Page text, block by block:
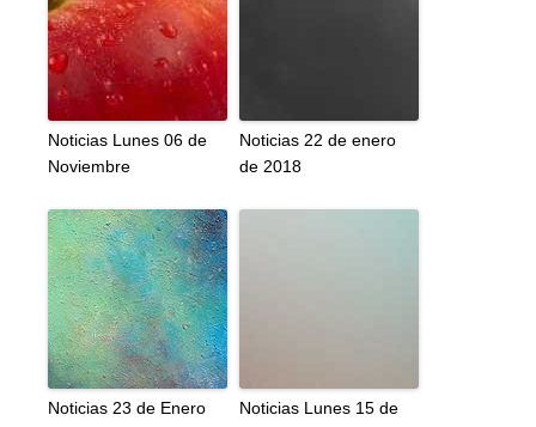
Noticias Lunes 06 de
Noviembre
Noticias 22 de enero
de 2018
Noticias 23 de Enero
Noticias Lunes 15 de